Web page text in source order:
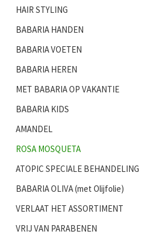
HAIR STYLING
BABARIA HANDEN
BABARIA VOETEN
BABARIA HEREN
MET BABARIA OP VAKANTIE
BABARIA KIDS
AMANDEL
ROSA MOSQUETA
ATOPIC SPECIALE BEHANDELING
BABARIA OLIVA (met Olijfolie)
VERLAAT HET ASSORTIMENT
VRIJ VAN PARABENEN